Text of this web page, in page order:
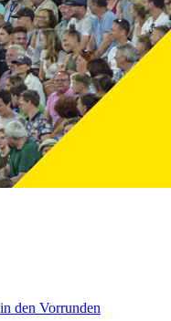
den Vorrunden